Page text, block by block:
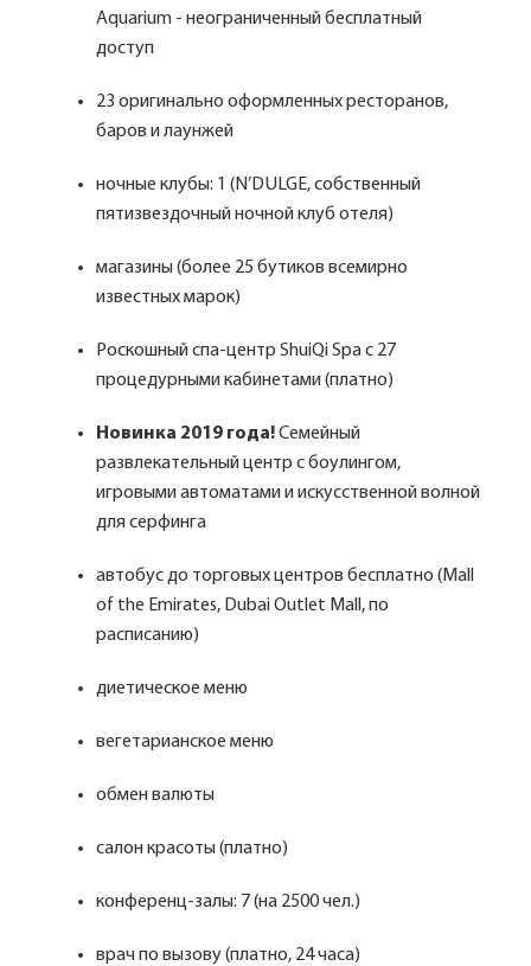
Aquarium - неограниченный бесплатный
доступ
23 оригинально оформленных ресторанов,
баров и лаунжей
ночные клубы: 1 (N’DULGE, собственный
пятизвездочный ночной клуб отеля)
магазины (более 25 бутиков всемирно
известных марок)
Роскошный спа-центр ShuiQi Spa с 27
процедурными кабинетами (платно)
Новинка 2019 года!Семейный
развлекательный центр с боулингом,
игровыми автоматами и искусственной волной
для серфинга
автобус до торговых центров бесплатно (Mall
of the Emirates, Dubai Outlet Mall, по
расписанию)
диетическое меню
вегетарианское меню
обмен валюты
салон красоты (платно)
конференц-залы: 7 (на 2500 чел.)
врач по вызову (платно, 24 часа)